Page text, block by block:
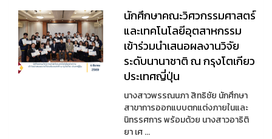
นักศึกษาคณะวิศวกรรมศาสตร์
และเทคโนโลยีอุตสาหกรรม
เข้าร่วมนำเสนอผลงานวิจัย
ระดับนานาชาติ ณ กรุงโตเกียว
ประเทศญี่ปุ่น
นางสาวพรรณนภา สิทธิชัย นักศึกษา
สาขาการออกแบบตกแต่งภายในและ
นิทรรศการ พร้อมด้วย นางสาวอาธิติ
ยา เศ ...